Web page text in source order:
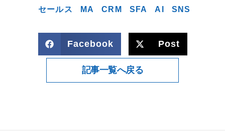
セールス
MA CRM SFA AI SNS
Facebook Post
記事一覧へ戻る